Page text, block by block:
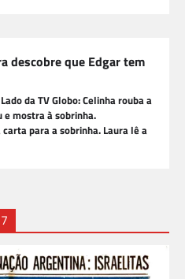
descobre que Edgar tem
da TV Globo: Celinha rouba a
e mostra à sobrinha.
para a sobrinha. Laura lê a